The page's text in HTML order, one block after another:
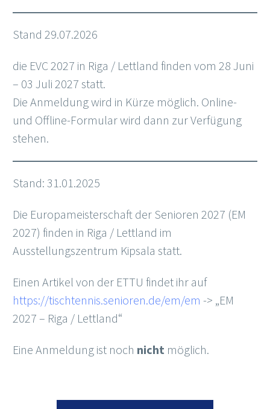
Stand 29.07.2026
die EVC 2027 in Riga / Lettland finden vom 28 Juni
– 03 Juli 2027 statt.
Die Anmeldung wird in Kürze möglich. Online-
und Offline-Formular wird dann zur Verfügung
stehen.
Stand: 31.01.2025
Die Europameisterschaft der Senioren 2027 (EM
2027) finden in Riga / Lettland im
Ausstellungszentrum Kipsala statt.
Einen Artikel von der ETTU findet ihr auf
https://tischtennis.senioren.de/em/em -> „EM
2027 – Riga / Lettland“
Eine Anmeldung ist noch nicht möglich.